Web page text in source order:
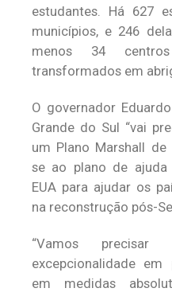
estudantes. Há 627
municípios, e 246
menos 34
transformados em
O governador
Grande do Sul “vai
um Plano Marshall de
se ao plano de
EUA para ajudar os
na reconstrução pós-
“Vamos
excepcionalidade em
em medidas